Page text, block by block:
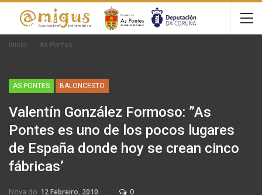
Inicio As Pontes
AS PONTES BALONCESTO
Valentín González Formoso: ”As
Pontes es uno de los pocos lugares
de España donde hoy se crean cinco
fábricas’
Nova do 12 Febreiro, 2010 0